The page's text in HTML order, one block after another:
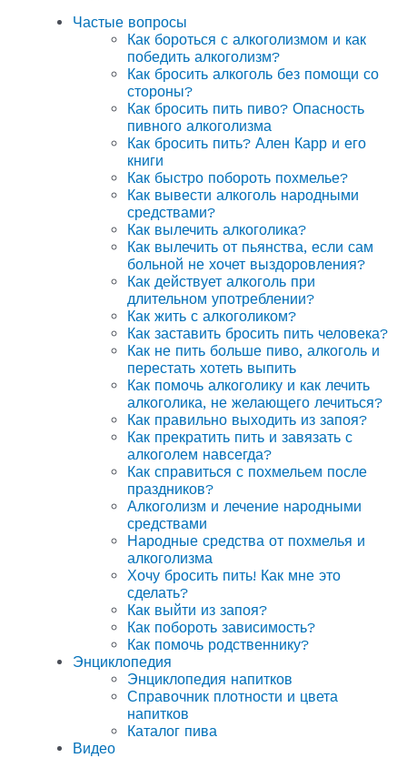
Частые вопросы
Как бороться с алкоголизмом и как
победить алкоголизм?
Как бросить алкоголь без помощи со
стороны?
Как бросить пить пиво? Опасность
пивного алкоголизма
Как бросить пить? Ален Карр и его
книги
Как быстро побороть похмелье?
Как вывести алкоголь народными
средствами?
Как вылечить алкоголика?
Как вылечить от пьянства, если сам
больной не хочет выздоровления?
Как действует алкоголь при
длительном употреблении?
Как жить с алкоголиком?
Как заставить бросить пить человека?
Как не пить больше пиво, алкоголь и
перестать хотеть выпить
Как помочь алкоголику и как лечить
алкоголика, не желающего лечиться?
Как правильно выходить из запоя?
Как прекратить пить и завязать с
алкоголем навсегда?
Как справиться с похмельем после
праздников?
Алкоголизм и лечение народными
средствами
Народные средства от похмелья и
алкоголизма
Хочу бросить пить! Как мне это
сделать?
Как выйти из запоя?
Как побороть зависимость?
Как помочь родственнику?
Энциклопедия
Энциклопедия напитков
Справочник плотности и цвета
напитков
Каталог пива
Видео